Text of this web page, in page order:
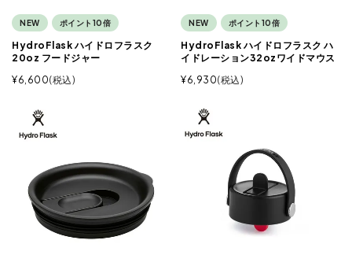
NEW ポイント10倍
HydroFlask ハイドロフラスク
20oz フードジャー
¥6,600 税込
NEW ポイント10倍
HydroFlask ハイドロフラスク ハ
イドレーション32ozワイドマウス
¥6,930 税込